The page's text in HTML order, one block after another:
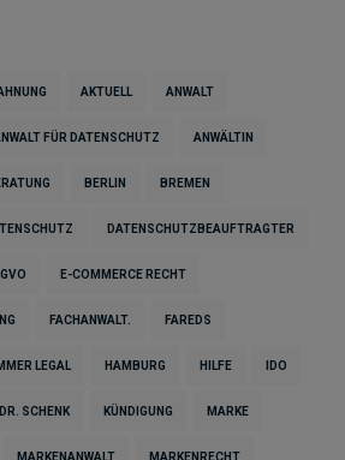
AKTUELL ANWALT
FÜR DATENSCHUTZ ANWÄLTIN
BERLIN BREMEN
DATENSCHUTZBEAUFTRAGTER
E-COMMERCE RECHT
FACHANWALT. FAREDS
LEGAL HAMBURG HILFE IDO
SCHENK KÜNDIGUNG MARKE
MARKENANWALT MARKENRECHT